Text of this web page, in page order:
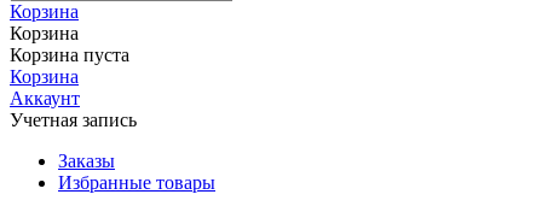
Корзина
Корзина
Корзина пуста
Корзина
Аккаунт
Учетная запись
Заказы
Избранные товары